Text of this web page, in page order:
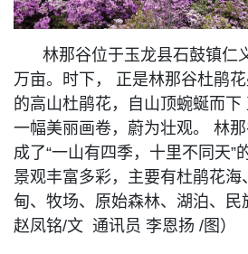
林那谷位于玉龙县石鼓镇仁
万亩。时下， 正是林那谷杜鹃
的高山杜鹃花，自山顶蜿蜒而下
一幅美丽画卷，蔚为壮观。 林
成了“一山有四季，十里不同天”
景观丰富多彩，主要有杜鹃花海
甸、牧场、原始森林、湖泊、民
赵凤铭/文 通讯员 李恩扬 /图）